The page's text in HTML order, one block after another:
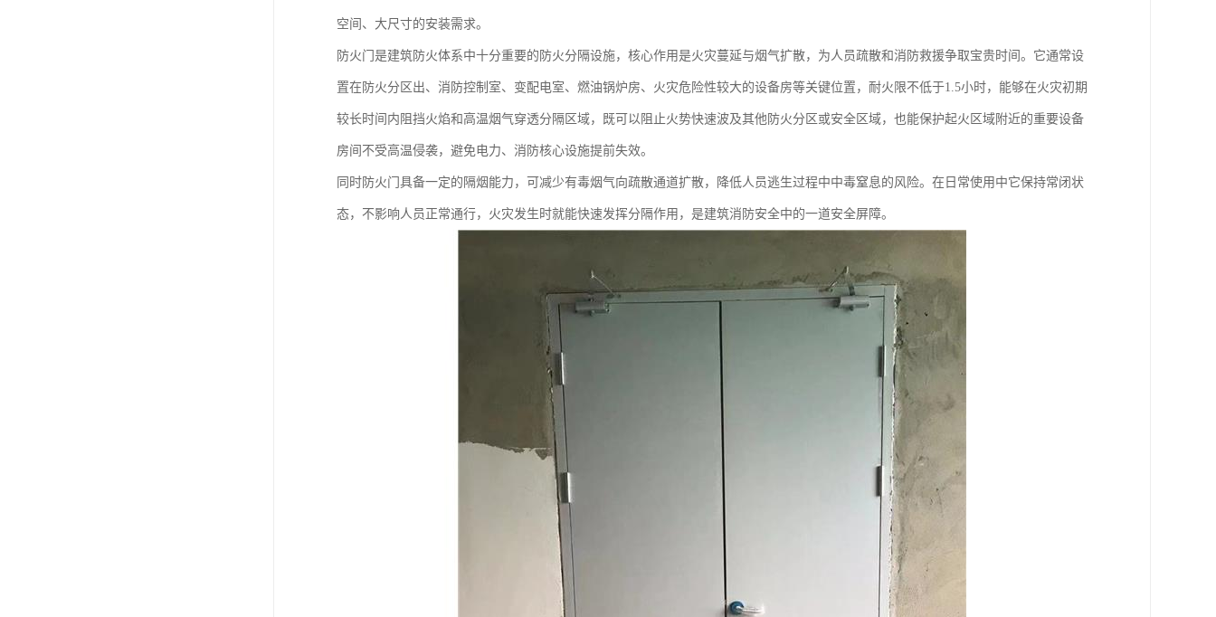
空间、大尺寸的安装需求。
防火门是建筑防火体系中十分重要的防火分隔设施，核心作用是火灾蔓延与烟气扩散，为人员疏散和消防救援争取宝贵时间。它通常设
置在防火分区出、消防控制室、变配电室、燃油锅炉房、火灾危险性较大的设备房等关键位置，耐火限不低于1.5小时，能够在火灾初期
较长时间内阻挡火焰和高温烟气穿透分隔区域，既可以阻止火势快速波及其他防火分区或安全区域，也能保护起火区域附近的重要设备
房间不受高温侵袭，避免电力、消防核心设施提前失效。
同时防火门具备一定的隔烟能力，可减少有毒烟气向疏散通道扩散，降低人员逃生过程中中毒窒息的风险。在日常使用中它保持常闭状
态，不影响人员正常通行，火灾发生时就能快速发挥分隔作用，是建筑消防安全中的一道安全屏障。